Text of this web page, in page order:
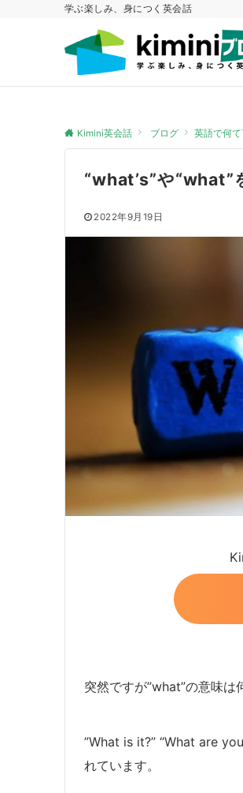
学ぶ楽しみ、身につく英会話
Kimini英会話 ブログ 英語で何て
“what’s”や“what”
2022年9月19日
突然ですが”what”の意味は
”What is it?” “What are
れています。